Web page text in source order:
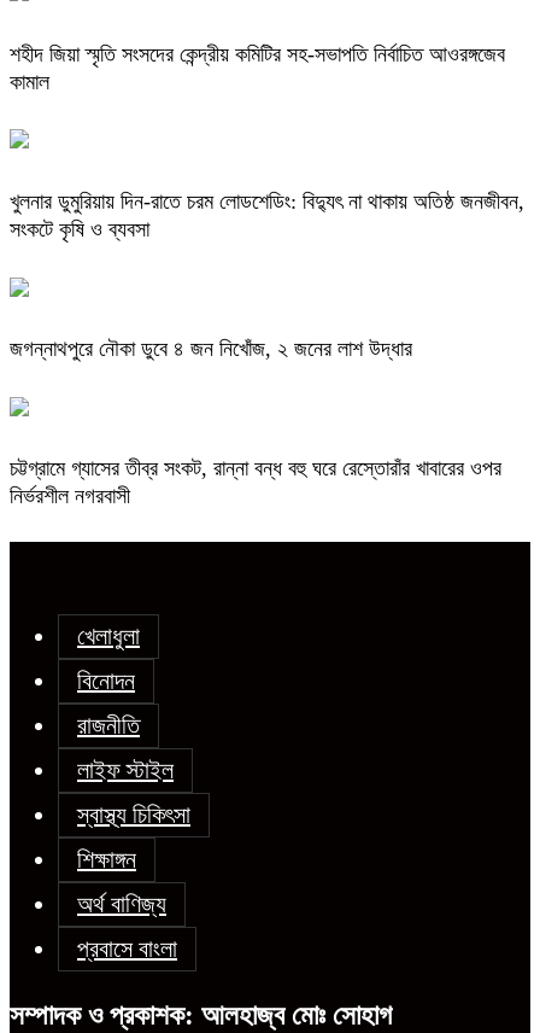
শহীদ জিয়া স্মৃতি সংসদের কেন্দ্রীয় কমিটির সহ-সভাপতি নির্বাচিত আওরঙ্গজেব
কামাল
খুলনার ডুমুরিয়ায় দিন-রাতে চরম লোডশেডিং: বিদ্যুৎ না থাকায় অতিষ্ঠ জনজীবন,
সংকটে কৃষি ও ব্যবসা
জগন্নাথপুরে নৌকা ডুবে ৪ জন নিখোঁজ, ২ জনের লাশ উদ্ধার
চট্টগ্রামে গ্যাসের তীব্র সংকট, রান্না বন্ধ বহু ঘরে রেস্তোরাঁর খাবারের ওপর
নির্ভরশীল নগরবাসী
খেলাধুলা
বিনোদন
রাজনীতি
লাইফ স্টাইল
স্বাস্থ্য চিকিৎসা
শিক্ষাঙ্গন
অর্থ বাণিজ্য
প্রবাসে বাংলা
সম্পাদক ও প্রকাশক: আলহাজ্ব মোঃ সোহাগ